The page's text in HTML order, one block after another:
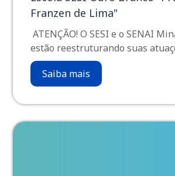
Franzen de Lima"
ATENÇÃO! O SESI e o SENAI
estão reestruturando suas
Saiba mais